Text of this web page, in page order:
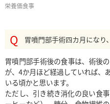
栄養価食事
胃噴門部手術四カ月になり
胃噴門部手術後の食事は、術後
が、4か月ほど経過していれば、
いる頃かと思います。
ただし、引き続き消化の良い食